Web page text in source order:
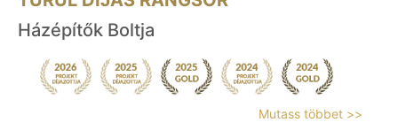
Házépítők Boltja
Mutass többet >>